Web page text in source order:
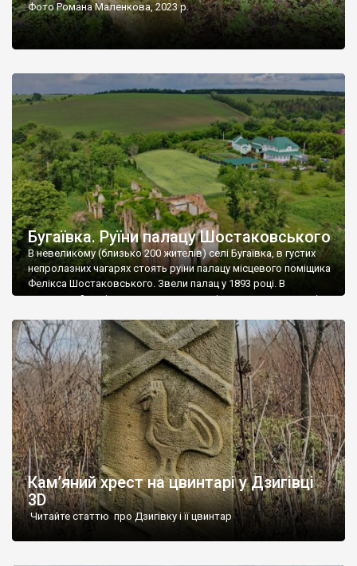
Фото Романа Маленкова, 2023 р.
Бугаївка. Руїни палацу Шостаковського
В невеликому (близько 200 жителів) селі Бугаївка, в густих
непролазних чагарях стоять руїни палацу місцевого поміщика
Фелікса Шостаковського. Звели палац у 1893 році. В
радянський період у ньому спочатку містилася школа, потім
століття тут розмістили туберкульозну лікарню. Коли із
палацу виїхала лікарня – ми точно не […]
Кам’яний хрест на цвинтарі у Дзигівці
3D
Читайте статтю про Дзигівку і її цвинтар